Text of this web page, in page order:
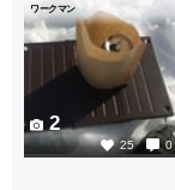
ワークマン
25 0
2